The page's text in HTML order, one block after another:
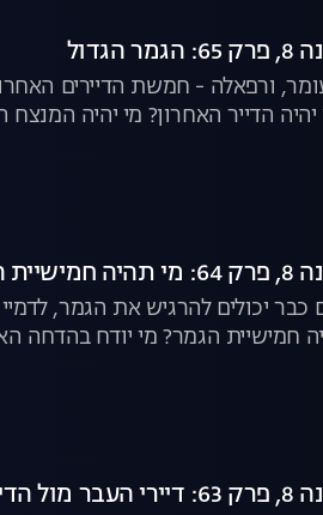
ורפאלה - חמשת הדיירים
הדייר האחרון? מי יהיה המנצח
יכולים להרגיש את הגמר,
חמישיית הגמר? מי יודח בהדחה